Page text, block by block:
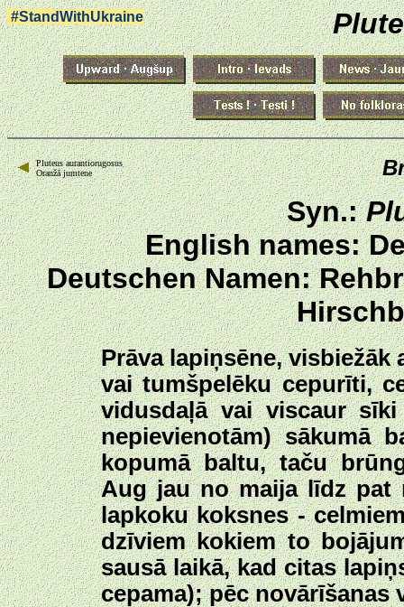
#StandWithUkraine
Pluteus aurantiorugosus
Oranžā jumtene
Syn.:
English names:
Deutschen Namen:
Prāva lapiņsēne,
vai tumšpelēku cepurīti,
vidusdaļā vai viscaur
nepievienotām) sākumā
kopumā baltu, taču
Aug jau no maija līdz pat
lapkoku koksnes -
dzīviem kokiem to
sausā laikā, kad citas
cepama); pēc novārīšanas